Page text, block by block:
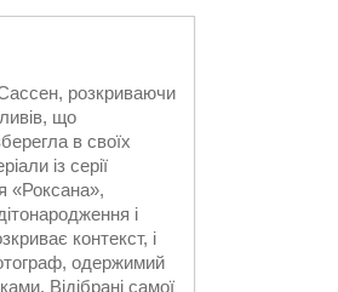
розкриваючи
що
в своїх
із серії
«Роксана»,
і
контекст, і
одержимий
Відібрані самої